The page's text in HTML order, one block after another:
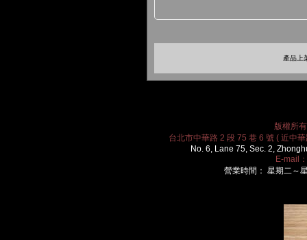
產品上
版權所
台北市中華路 2 段 75 巷 6 號 ( 近中
No. 6, Lane 75, Sec. 2,
E-mail：
營業時間： 星期二～